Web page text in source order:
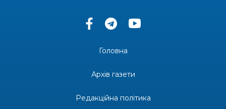
Юні мешканці Бахмутської громади у Харкові
долучилися до проєкту «Радість у дитячих
територіальної громади
«Дві музи» у Рівному: свято краси, мистецтва
Головна
Архів газети
Редакційна політика